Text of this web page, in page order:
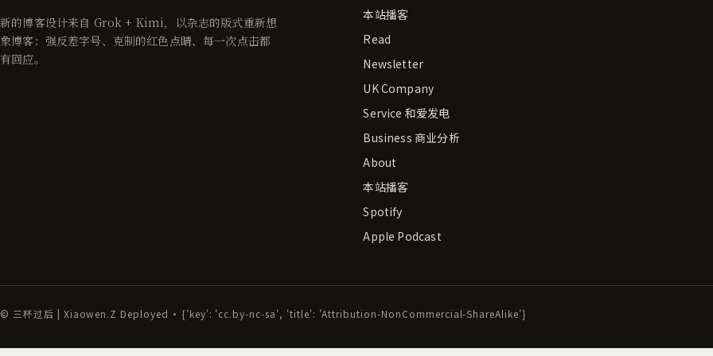
新的博客设计来自 Grok + Kimi，以杂志的版式重新想
象博客：强反差字号、克制的红色点睛、每一次点击都
有回应。
本站播客
Read
Newsletter
UK Company
Service 和爱发电
Business 商业分析
About
本站播客
Spotify
Apple Podcast
© 三杯过后 | Xiaowen.Z Deployed · {'key': 'cc.by-nc-sa', 'title': 'Attribution-NonCommercial-ShareAlike'}